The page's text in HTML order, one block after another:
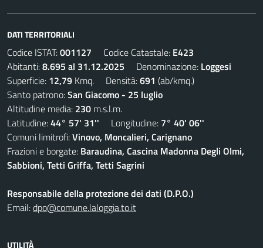
DATI TERRITORIALI
Codice ISTAT:001127 Codice Catastale: E423
Abitanti:8.695 al 31.12.2025 Denominazione: Loggesi
Superficie: 12,79 Kmq. Densità:691 (ab/kmq.)
Santo patrono:San Giacomo - 25 luglio
Altitudine media: 230 m.s.l.m.
Latitudine:44° 57' 31'' Longitudine: 7° 40' 06''
Comuni limitrofi:Vinovo, Moncalieri, Carignano
Frazioni e borgate: Baraudina, Cascina Madonna Degli Olmi,
Sabbioni, Tetti Griffa, Tetti Sagrini
Responsabile della protezione dei dati (D.P.O.)
Email:dpo@comune.laloggia.to.it
UTILITÀ